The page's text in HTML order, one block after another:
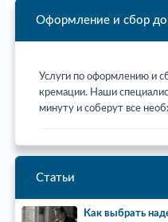
Оформление и сбор
Услуги по оформлению и
кремации. Наши
минуту и соберут все
Статьи
Как выбрать